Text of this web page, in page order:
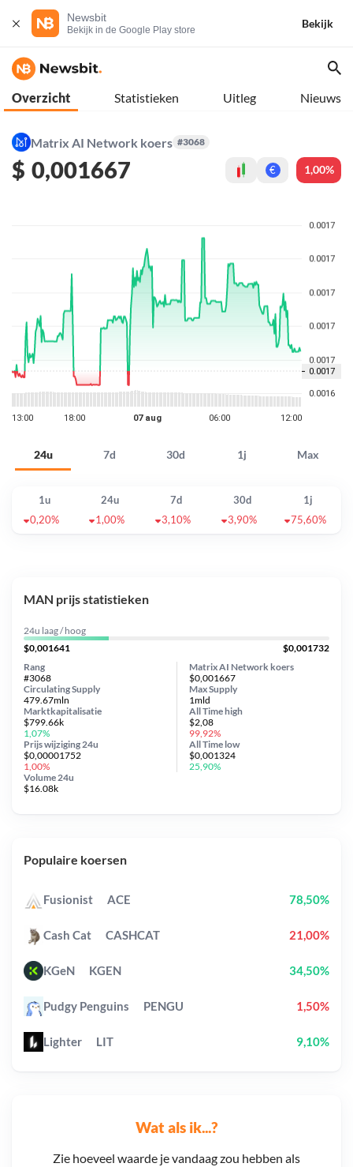
Newsbit
Bekijk in de Google Play store
Bekijk
Overzicht Statistieken Uitleg Nieuws
Matrix AI Network koers #3068
$ 0,001667 € 1,00%
24u 7d 30d 1j Max
1u 24u 7d 30d
1j
0,20%
1,00% 3,10% 3,90% 75,60%
Wat als ik...?
Zie hoeveel waarde je vandaag zou hebben als
MAN prijs statistieken
24u laag / hoog
$0,001641
$0,001732
Matrix AI Network koers
$0,001667
Circulating Supply
479.67mln
Prijs wijziging 24u
$0,00001752
1,00%
Max Supply
1mld
Marktkapitalisatie
$799.66k
1,07%
Volume 24u
$16.08k
Rang
#3068
All Timehigh
$2,08
99,92%
All Time low
$0,001324
25,90%
Populaire koersen
Fusionist ACE 78,50%
Cash Cat CASHCAT 21,00%
KGeN KGEN 34,50%
Pudgy Penguins PENGU 1,50%
Lighter LIT 9,10%